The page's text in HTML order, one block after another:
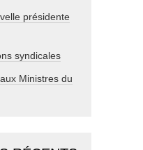
présidente
syndicales
Ministres du